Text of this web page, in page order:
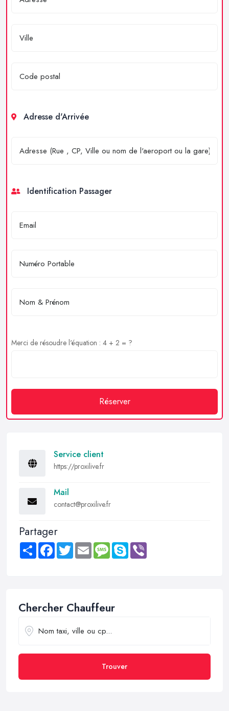
Adresse d'Arrivée
Identification Passager
Merci de résoudre l'équation : 4 + 2 = ?
Réserver
Service client
https://proxilive.fr
Mail
contact@proxilive.fr
Partager
Share FacebookTwitter Email MessageSkype
Chercher Chauffeur
Trouver